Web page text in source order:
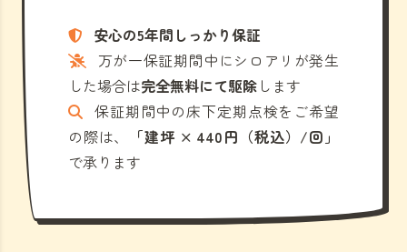
安心の5年間しっかり保証
万が一保証期間中にシロアリが発生
した場合は完全無料にて駆除 します
保証期間中の床下定期点検をご希望
の際は、
「建坪 × 440円（税込）/回」
で承ります